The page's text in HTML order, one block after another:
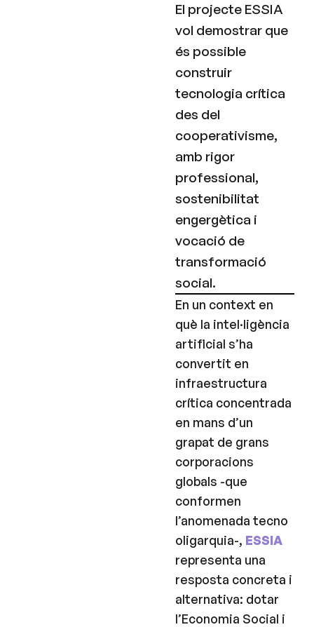
El projecte ESSIA
vol demostrar que
és possible
construir
tecnologia crítica
des del
cooperativisme,
amb rigor
professional,
sostenibilitat
engergètica i
vocació de
transformació
social.
En un context en
què la intel·ligència
artificial s’ha
convertit en
infraestructura
crítica concentrada
en mans d’un
grapat de grans
corporacions
globals -que
conformen
l’anomenada tecno
oligarquia-, ESSIA
representa una
resposta concreta i
alternativa: dotar
l’Economia Social i